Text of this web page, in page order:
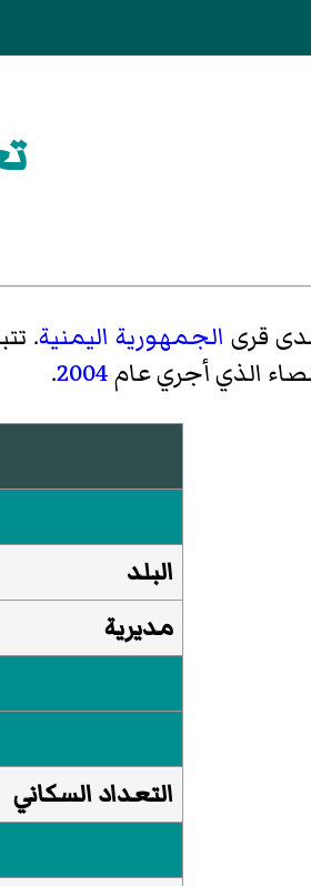
قرى الجمهورية اليمنية.
الذي أجري عام2004
.
البلد
مديرية
التعداد السكاني